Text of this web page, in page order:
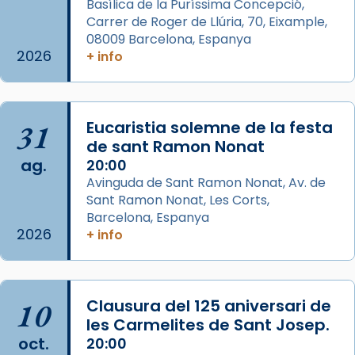
col·laboradors, a la Catedral de Barcelona.
L’arquebisbe de Barcelona, el cardenal Joan
Josep Omella, ha presidit la missa i l’ha
concelebrat el bisbe auxiliar de Barcelona,
Mons. David Abadías.
📸 Dr. G. Simón
Photo
View on Facebook Share
Arquebisbat de Barcelona
2 weeks ago
Memòria de les santes Juliana i
Semproniana, verges i màrtirs.
Acompanyant la història de sant Cugat, a
partir de l’Edat Mitjana sorgeix la tradició
que les santes Juliana (“relatiu a Júlia”) i
2026
Basílica de la Puríssima Concepció,
Carrer de Roger de Llúria, 70, Eixample,
08009 Barcelona, Espanya
+ info
31
ag.
2026
Eucaristia solemne de la festa
de sant Ramon Nonat
20:00
Avinguda de Sant Ramon Nonat, Av. de
Sant Ramon Nonat, Les Corts,
Barcelona, Espanya
+ info
10
oct.
Clausura del 125 aniversari de
les Carmelites de Sant Josep.
20:00